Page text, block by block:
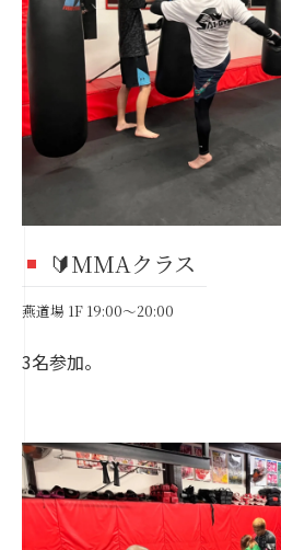
🔰MMAクラス
燕道場 1F 19:00～20:00
3名参加。